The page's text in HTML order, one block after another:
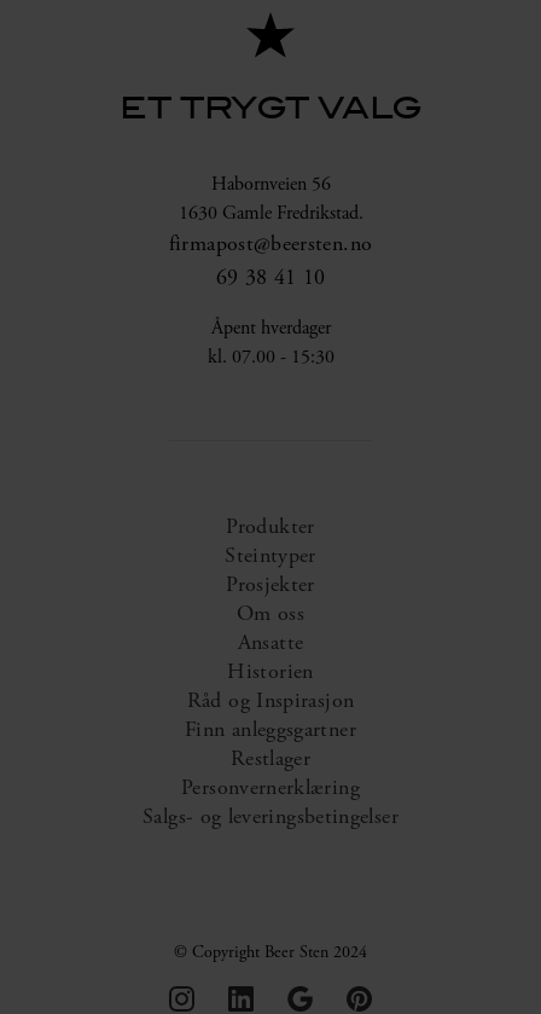
ET TRYGT VALG
Habornveien 56
1630 Gamle Fredrikstad.
firmapost@beersten.no
69 38 41 10
Åpent hverdager
kl. 07.00 - 15:30
Produkter
Steintyper
Prosjekter
Om oss
Ansatte
Historien
Råd og Inspirasjon
Finn anleggsgartner
Restlager
Personvernerklæring
Salgs- og leveringsbetingelser
© Copyright Beer Sten 2024